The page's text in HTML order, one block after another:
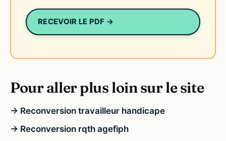
RECEVOIR LE PDF →
Pour aller plus loin sur le site
→ Reconversion travailleur handicape
→ Reconversion rqth agefiph